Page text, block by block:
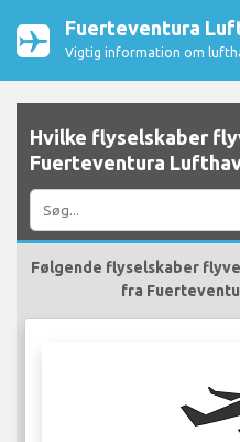
Fuerteventura
Vigtig information om
Hvilke flyselskaber
Fuerteventura
Følgende flyselskaber
fra